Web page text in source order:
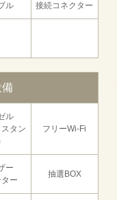
ル
接続コネクター
備
ル
スタン
フリーWi-Fi
ー
ー
抽選BOX